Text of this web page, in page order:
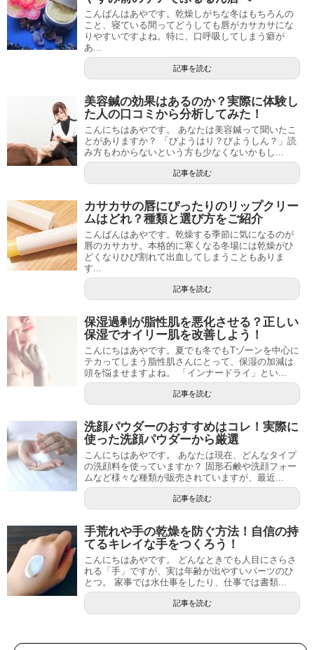
こんばんはあやです。乾燥しがちな冬はもちろんの
こと、寝ている間ってどうしても唇がカサカサにな
りやすいですよね。特に、口呼吸してしまう癖が
あ...
記事を読む
美容鍼の効果はあるのか？実際に体験し
た人の口コミから分析してみた！
こんにちはあやです。 あなたは美容鍼って聞いたこ
とがありますか？ 「びようはり？びようしん？」読
み方もわからないという方も少なくないかもし...
記事を読む
カサカサの唇にぴったりのリップクリー
ムはどれ？種類と選び方をご紹介
こんばんはあやです。乾燥する季節に気になるのが
唇のカサカサ。本格的に寒くなる冬場には乾燥がひ
どくなりひび割れて出血してしまうこともありま
す...
記事を読む
保湿過剰が脂性肌を悪化させる？正しい
保湿でオイリー肌を改善しよう！
こんにちはあやです。夏でも冬でもTゾーンを中心に
テカってしまう脂性肌さんにとって、保湿の加減は
頭を悩ませますよね。 「インナードライ」とい...
記事を読む
洗顔パウダーのおすすめはコレ！実際に
使った洗顔パウダーから厳選
こんにちはあやです。 あなたは現在、どんなタイプ
の洗顔料を使っていますか？ 固形石鹸や洗顔フォー
ムなど様々な種類が販売されていますが、最近...
記事を読む
手荒れや手の乾燥を防ぐ方法！自信の持
てるキレイな手をつくろう！
こんにちはあやです。 どんなときでも人目にさらさ
れる「手」ですが、実は年齢が出やすいパーツのひ
とつ。 家事では水仕事をしたり、仕事では書類...
記事を読む